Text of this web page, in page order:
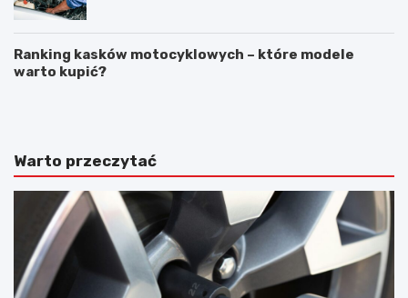
Ranking kasków motocyklowych – które modele
warto kupić?
A
a
s
a
o
5
z
y
o
y
Warto przeczytać